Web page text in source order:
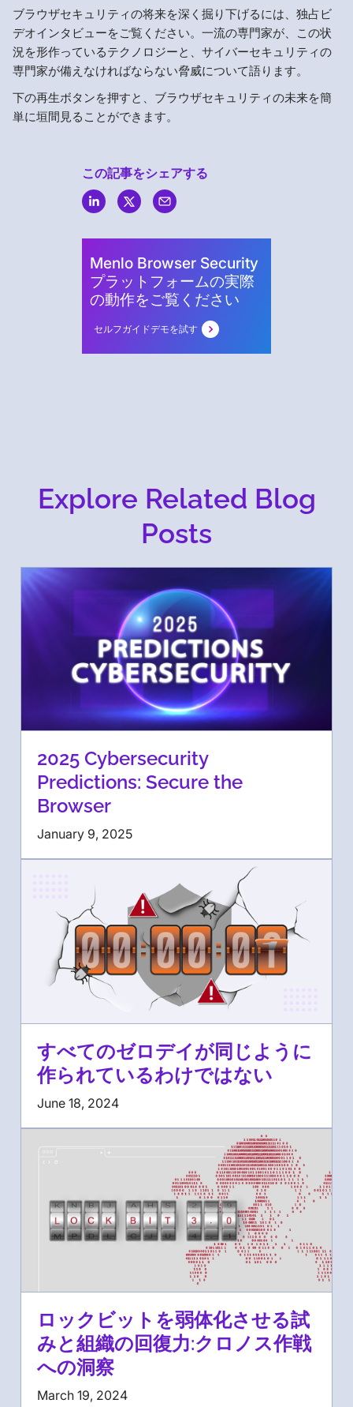
ブラウザセキュリティの将来を深く掘り下げるには、独占ビ
デオインタビューをご覧ください。一流の専門家が、この状
況を形作っているテクノロジーと、サイバーセキュリティの
専門家が備えなければならない脅威について語ります。
下の再生ボタンを押すと、ブラウザセキュリティの未来を簡
単に垣間見ることができます。
この記事をシェアする
Menlo Browser Security
プラットフォームの実際
の動作をご覧ください
セルフガイドデモを試す
Explore Related Blog
Posts
2025 Cybersecurity
Predictions: Secure the
Browser
January 9, 2025
すべてのゼロデイが同じように
作られているわけではない
June 18, 2024
ロックビットを弱体化させる試
みと組織の回復力:クロノス作戦
への洞察
March 19, 2024